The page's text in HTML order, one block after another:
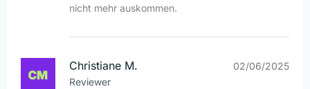
nicht mehr auskommen.
Christiane M.
Reviewer
02/06/2025